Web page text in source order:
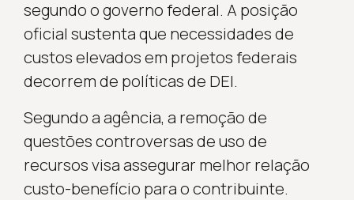
segundo o governo federal. A posição
oficial sustenta que necessidades de
custos elevados em projetos federais
decorrem de políticas de DEI.
Segundo a agência, a remoção de
questões controversas de uso de
recursos visa assegurar melhor relação
custo-benefício para o contribuinte.